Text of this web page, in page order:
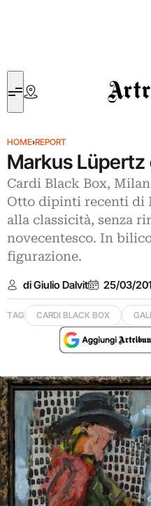
Artribune
HOME›REPORT
Markus Lüpertz
Cardi Black Box,
Otto dipinti recenti di
alla classicità, senza
novecentesco. In
figurazione.
di Giulio Dalvit 25/03/
TAG CARDI BLACK BOX